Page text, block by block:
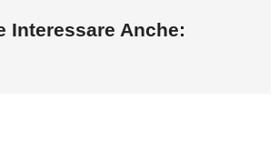
Interessare Anche: